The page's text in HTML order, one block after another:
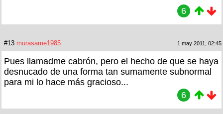
6
#13 murasame1985 1 may 2011, 02:45
Pues llamadme cabrón, pero el hecho de que se haya
desnucado de una forma tan sumamente subnormal
para mi lo hace más gracioso...
6